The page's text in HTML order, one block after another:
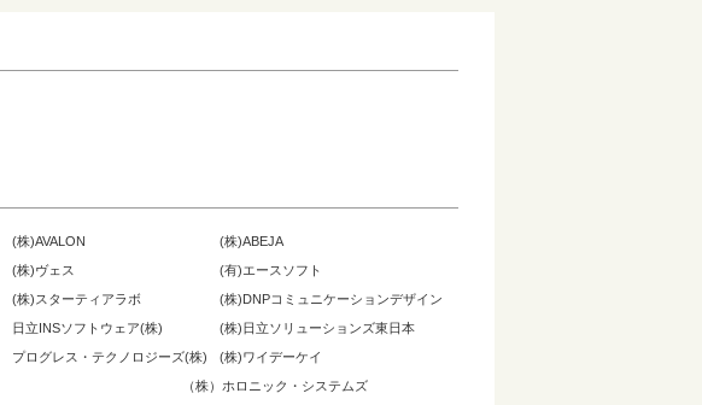
(株)AVALON
(株)ヴェス
(株)スターティアラボ
日立INSソフトウェア(株)
プログレス・テクノロジーズ(株)
(株)ABEJA
(有)エースソフト
(株)DNPコミュニケーションデザイン
(株)日立ソリューションズ東日本
(株)ワイデーケイ
（株）ホロニック・システムズ